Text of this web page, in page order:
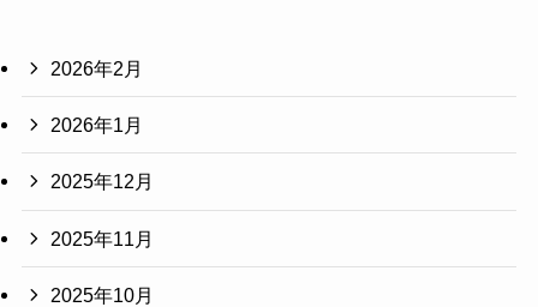
2026年2月
2026年1月
2025年12月
2025年11月
2025年10月